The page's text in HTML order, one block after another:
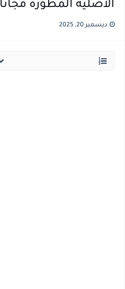
الاصلية المطورة مجانا 2025
ديسمبر 20, 2025